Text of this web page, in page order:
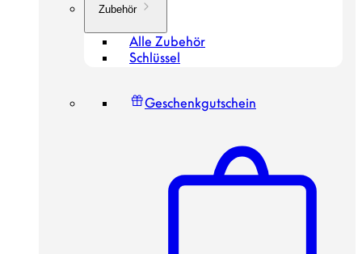
Zubehör
Alle Zubehör
Schlüssel
Geschenkgutschein